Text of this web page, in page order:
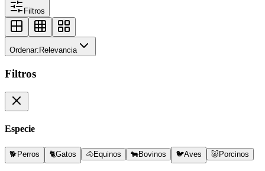
Filtros
Ordenar: Relevancia
Filtros
Especie
🐕 Perros 🐈Gatos 🐴Equinos 🐄Bovinos 🐦Aves 🐷 Porcinos